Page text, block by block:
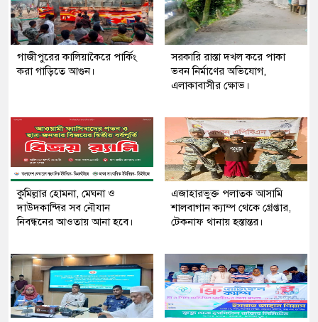
গাজীপুরের কালিয়াকৈরে পার্কিং
করা গাড়িতে আগুন।
সরকারি রাস্তা দখল করে পাকা
ভবন নির্মাণের অভিযোগ,
এলাকাবাসীর ক্ষোভ।
কুমিল্লার হোমনা, মেঘনা ও
দাউদকান্দির সব নৌযান
নিবন্ধনের আওতায় আনা হবে।
এজাহারভুক্ত পলাতক আসামি
শালবাগান ক্যাম্প থেকে গ্রেপ্তার,
টেকনাফ থানায় হস্তান্তর।